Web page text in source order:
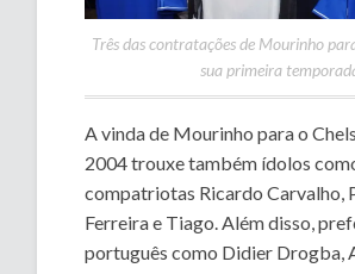
Três das contratações de Mourinho
sua primeira
A vinda de Mourinho para o
2004 trouxe também ídolos
compatriotas Ricardo Carvalho,
Ferreira e Tiago. Além disso,
português como Didier Drogba,